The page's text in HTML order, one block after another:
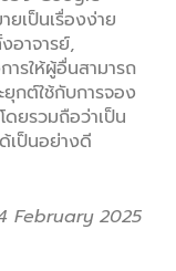
ยเป็นเรื่องง่าย
อาจารย์,
รให้ผู้อื่นสามารถ
กต์ใช้กับการจอง
ยรวมถือว่าเป็น
เป็นอย่างดี
February 2025